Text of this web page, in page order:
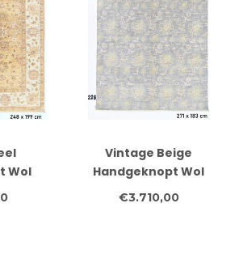
Wol
Vintage Beige
Handgeknopt Wol
Tapijt met Gele
€3.710,00